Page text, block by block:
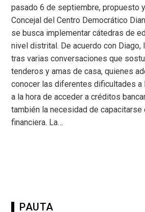
pasado 6 de septiembre, propuesto
Concejal del Centro Democrático
se busca implementar cátedras de
nivel distrital. De acuerdo con Diago,
tras varias conversaciones que
tenderos y amas de casa, quienes
conocer las diferentes dificultades a
a la hora de acceder a créditos
también la necesidad de capacitarse
financiera. La…
PAUTA